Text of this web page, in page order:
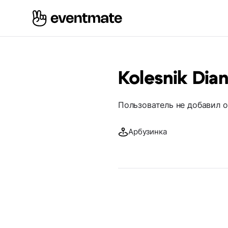
Kolesnik
Пользователь не добавил
Арбузинка